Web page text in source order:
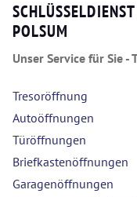
POLSUM
Unser Service für Sie
Tresoröffnung
Autoöffnungen
Türöffnungen
Briefkastenöffnungen
Garagenöffnungen